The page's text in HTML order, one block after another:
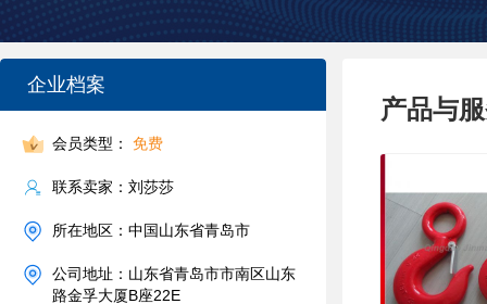
企业档案
会员类型： 免费
联系卖家：刘莎莎
所在地区：中国山东省青岛市
公司地址：山东省青岛市市南区山东
路金孚大厦B座22E
产品与